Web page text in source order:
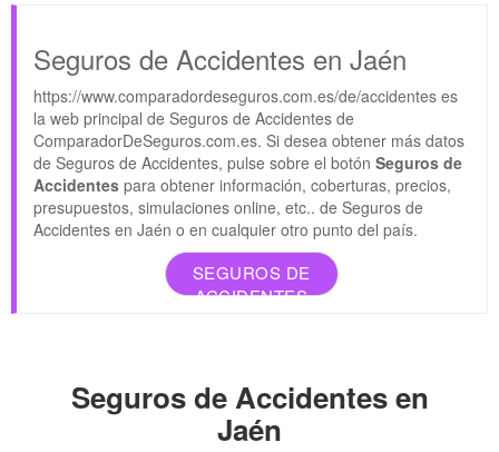
Seguros de Accidentes en Jaén
https://www.comparadordeseguros.com.es/de/accidentes es
la web principal de Seguros de Accidentes de
ComparadorDeSeguros.com.es. Si desea obtener más datos
de Seguros de Accidentes, pulse sobre el botón Seguros de
Accidentes para obtener información, coberturas, precios,
presupuestos, simulaciones online, etc.. de Seguros de
Accidentes en Jaén o en cualquier otro punto del país.
SEGUROS DE
ACCIDENTES
Seguros de Accidentes en
Jaén